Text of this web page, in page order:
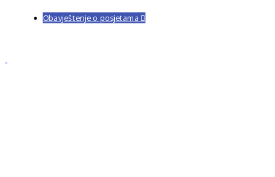
Obavještenje o posjetama 